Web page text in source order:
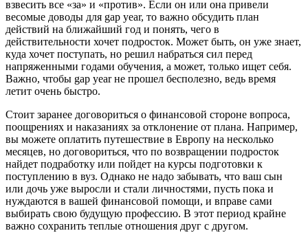
взвесить все «за» и «против». Если он или она привели
весомые доводы для gap year, то важно обсудить план
действий на ближайший год и понять, чего в
действительности хочет подросток. Может быть, он уже знает,
куда хочет поступать, но решил набраться сил перед
напряженными годами обучения, а может, только ищет себя.
Важно, чтобы gap year не прошел бесполезно, ведь время
летит очень быстро.
Стоит заранее договориться о финансовой стороне вопроса,
поощрениях и наказаниях за отклонение от плана. Например,
вы можете оплатить путешествие в Европу на несколько
месяцев, но договориться, что по возвращении подросток
найдет подработку или пойдет на курсы подготовки к
поступлению в вуз. Однако не надо забывать, что ваш сын
или дочь уже выросли и стали личностями, пусть пока и
нуждаются в вашей финансовой помощи, и вправе сами
выбирать свою будущую профессию. В этот период крайне
важно сохранить теплые отношения друг с другом.